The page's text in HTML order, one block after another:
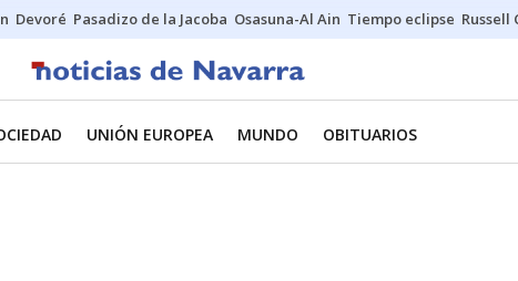
Devoré Pasadizo de la Jacoba Osasuna-Al Ain Tiempo eclipse Russell
UNIÓN EUROPEA MUNDO OBITUARIOS